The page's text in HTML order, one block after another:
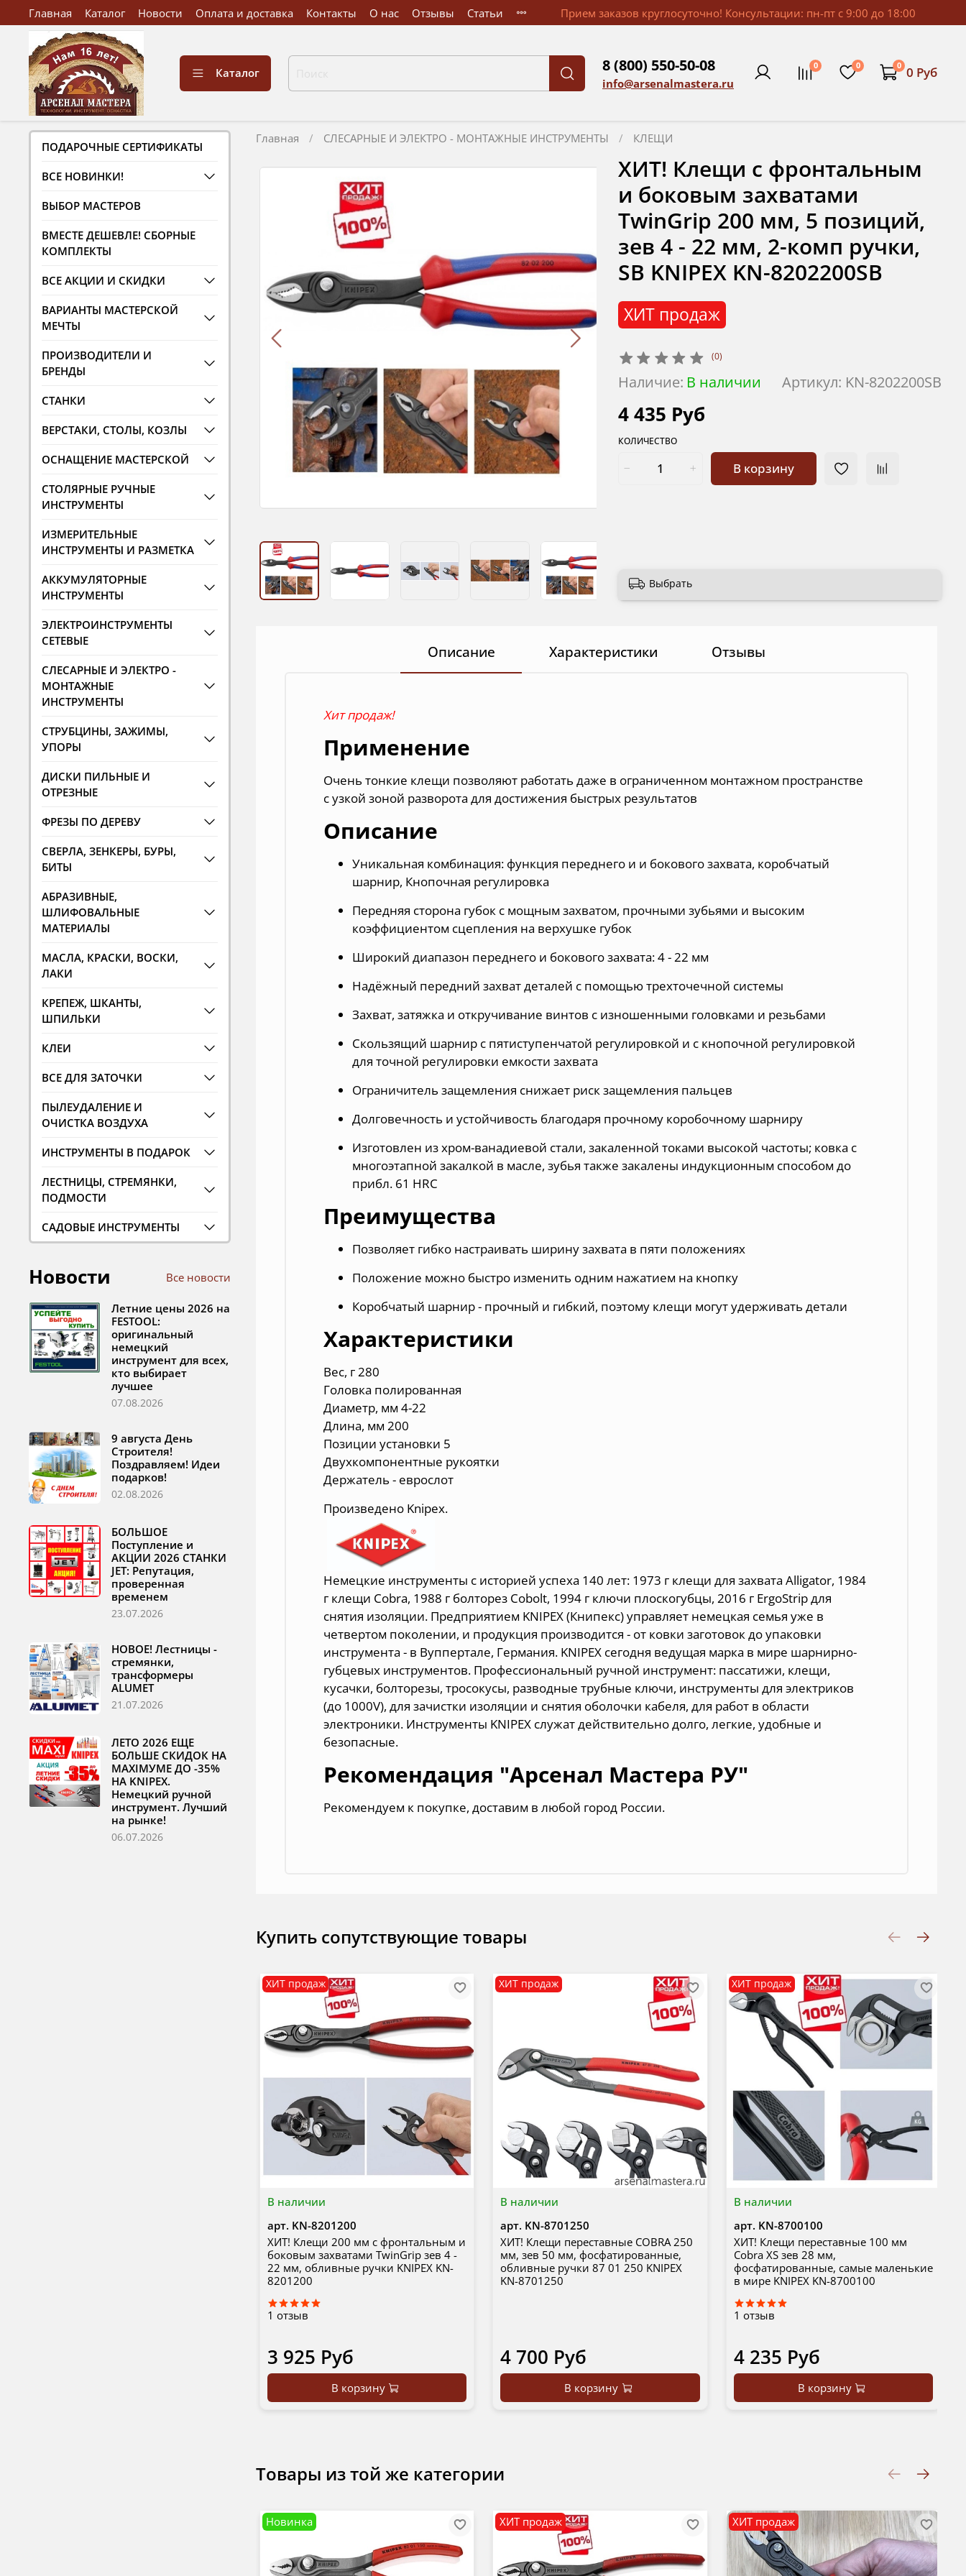
Главная Каталог Новости Оплата и доставка Контакты О нас Отзывы Статьи Прием заказов круглосуточно! Консультации: пн-пт с 9:00 до 18:00
Каталог 8 (800) 550-50-08
info@arsenalmastera.ru
0 0 0 0 Руб
Главная СЛЕСАРНЫЕ И ЭЛЕКТРО - МОНТАЖНЫЕ ИНСТРУМЕНТЫ КЛЕЩИ
(0)
Артикул: KN-8202200SB
Наличие: В наличии
ХИТ продаж
ХИТ! Клещи с фронтальным
и боковым захватами
TwinGrip 200 мм, 5 позиций,
зев 4 - 22 мм, 2-комп ручки,
SB KNIPEX KN-8202200SB
4 435 Руб
КОЛИЧЕСТВО
В корзину
Выбрать
Описание Характеристики Отзывы
Хит продаж!
Применение
Очень тонкие клещи позволяют работать даже в ограниченном монтажном пространстве
с узкой зоной разворота для достижения быстрых результатов
Описание
Уникальная комбинация: функция переднего и и бокового захвата, коробчатый
шарнир, Кнопочная регулировка
Передняя сторона губок с мощным захватом, прочными зубьями и высоким
коэффициентом сцепления на верхушке губок
Широкий диапазон переднего и бокового захвата: 4 - 22 мм
Надёжный передний захват деталей с помощью трехточечной системы
Захват, затяжка и откручивание винтов с изношенными головками и резьбами
Скользящий шарнир с пятиступенчатой регулировкой и с кнопочной регулировкой
для точной регулировки емкости захвата
Ограничитель защемления снижает риск защемления пальцев
Долговечность и устойчивость благодаря прочному коробочному шарниру
Изготовлен из хром-ванадиевой стали, закаленной токами высокой частоты; ковка с
многоэтапной закалкой в масле, зубья также закалены индукционным способом до
прибл. 61 HRC
Преимущества
Позволяет гибко настраивать ширину захвата в пяти положениях
Положение можно быстро изменить одним нажатием на кнопку
Коробчатый шарнир - прочный и гибкий, поэтому клещи могут удерживать детали
Характеристики
Вес, г 280
Головка полированная
Диаметр, мм 4-22
Длина, мм 200
Позиции установки 5
Двухкомпонентные рукоятки
Держатель - еврослот
Произведено Knipex.
Немецкие инструменты c историей успеха 140 лет: 1973 г клещи для захвата Alligator, 1984
г клещи Cobra, 1988 г болторез Cobolt, 1994 г ключи плоскогубцы, 2016 г ErgoStrip для
снятия изоляции. Предприятием KNIPEX (Книпекс) управляет немецкая семья уже в
четвертом поколении, и продукция производится - от ковки заготовок до упаковки
инструмента - в Вуппертале, Германия. KNIPEX сегодня ведущая марка в мире шарнирно-
губцевых инструментов. Профессиональный ручной инструмент: пассатижи, клещи,
кусачки, болторезы, тросокусы, разводные трубные ключи, инструменты для электриков
(до 1000V), для зачистки изоляции и снятия оболочки кабеля, для работ в области
электроники. Инструменты KNIPEX служат действительно долго, легкие, удобные и
безопасные.
Рекомендация "Арсенал Мастера РУ"
Рекомендуем к покупке, доставим в любой город России.
Купить сопутствующие товары
В наличии
ХИТ продаж
арт. KN-8201200
ХИТ! Клещи 200 мм с фронтальным и
боковым захватами TwinGrip зев 4 -
22 мм, обливные ручки KNIPEX KN-
8201200
1 отзыв
3 925 Руб
В корзину
В наличии
ХИТ продаж
арт. KN-8701250
ХИТ! Клещи переставные COBRA 250
мм, зев 50 мм, фосфатированные,
обливные ручки 87 01 250 KNIPEX
KN-8701250
4 700 Руб
В корзину
В наличии
ХИТ продаж
арт. KN-8700100
ХИТ! Клещи переставные 100 мм
Cobra XS зев 28 мм,
фосфатированные, самые маленькие
в мире KNIPEX KN-8700100
1 отзыв
4 235 Руб
В корзину
Товары из той же категории
Новинка ХИТ продаж ХИТ продаж
ПОДАРОЧНЫЕ СЕРТИФИКАТЫ
ВСЕ НОВИНКИ!
ВЫБОР МАСТЕРОВ
ВМЕСТЕ ДЕШЕВЛЕ! СБОРНЫЕ
КОМПЛЕКТЫ
ВСЕ АКЦИИ И СКИДКИ
ВАРИАНТЫ МАСТЕРСКОЙ
МЕЧТЫ
ПРОИЗВОДИТЕЛИ И
БРЕНДЫ
СТАНКИ
ВЕРСТАКИ, СТОЛЫ, КОЗЛЫ
ОСНАЩЕНИЕ МАСТЕРСКОЙ
СТОЛЯРНЫЕ РУЧНЫЕ
ИНСТРУМЕНТЫ
ИЗМЕРИТЕЛЬНЫЕ
ИНСТРУМЕНТЫ И РАЗМЕТКА
АККУМУЛЯТОРНЫЕ
ИНСТРУМЕНТЫ
ЭЛЕКТРОИНСТРУМЕНТЫ
СЕТЕВЫЕ
СЛЕСАРНЫЕ И ЭЛЕКТРО -
МОНТАЖНЫЕ
ИНСТРУМЕНТЫ
СТРУБЦИНЫ, ЗАЖИМЫ,
УПОРЫ
ДИСКИ ПИЛЬНЫЕ И
ОТРЕЗНЫЕ
ФРЕЗЫ ПО ДЕРЕВУ
СВЕРЛА, ЗЕНКЕРЫ, БУРЫ,
БИТЫ
АБРАЗИВНЫЕ,
ШЛИФОВАЛЬНЫЕ
МАТЕРИАЛЫ
МАСЛА, КРАСКИ, ВОСКИ,
ЛАКИ
КРЕПЕЖ, ШКАНТЫ,
ШПИЛЬКИ
КЛЕИ
ВСЕ ДЛЯ ЗАТОЧКИ
ПЫЛЕУДАЛЕНИЕ И
ОЧИСТКА ВОЗДУХА
ИНСТРУМЕНТЫ В ПОДАРОК
ЛЕСТНИЦЫ, СТРЕМЯНКИ,
ПОДМОСТИ
САДОВЫЕ ИНСТРУМЕНТЫ
Новости Все новости
Летние цены 2026 на
FESTOOL:
оригинальный
немецкий
инструмент для всех,
кто выбирает
лучшее
07.08.2026
9 августа День
Строителя!
Поздравляем! Идеи
подарков!
02.08.2026
БОЛЬШОЕ
Поступление и
АКЦИИ 2026 СТАНКИ
JET: Репутация,
проверенная
временем
23.07.2026
НОВОЕ! Лестницы -
стремянки,
трансформеры
ALUMET
21.07.2026
ЛЕТО 2026 ЕЩЕ
БОЛЬШЕ СКИДОК НА
MAXIМУМЕ ДО -35%
НА KNIPEX.
Немецкий ручной
инструмент. Лучший
на рынке!
06.07.2026